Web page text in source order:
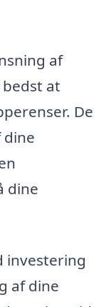
af
at
De
dine
investering
af dine